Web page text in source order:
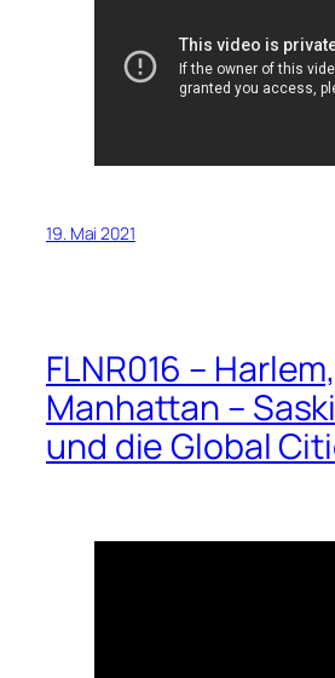
19. Mai 2021
FLNR016 – Harlem,
Manhattan –
und die Global